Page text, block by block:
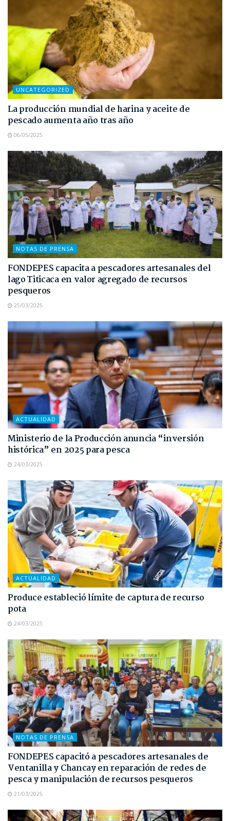
UNCATEGORIZED
La producción mundial de harina y aceite de
pescado aumenta año tras año
06/05/2025
NOTAS DE PRENSA
FONDEPES capacita a pescadores artesanales del
lago Titicaca en valor agregado de recursos
pesqueros
25/03/2025
ACTUALIDAD
Ministerio de la Producción anuncia “inversión
histórica” en 2025 para pesca
24/03/2025
ACTUALIDAD
Produce estableció límite de captura de recurso
pota
24/03/2025
NOTAS DE PRENSA
FONDEPES capacitó a pescadores artesanales de
Ventanilla y Chancay en reparación de redes de
pesca y manipulación de recursos pesqueros
21/03/2025